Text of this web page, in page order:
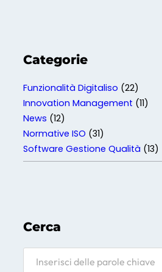
r
M
Categorie
Funzionalità Digitaliso (22)
Innovation Management (11)
News (12)
Normative ISO (31)
Software Gestione Qualità (13)
Cerca